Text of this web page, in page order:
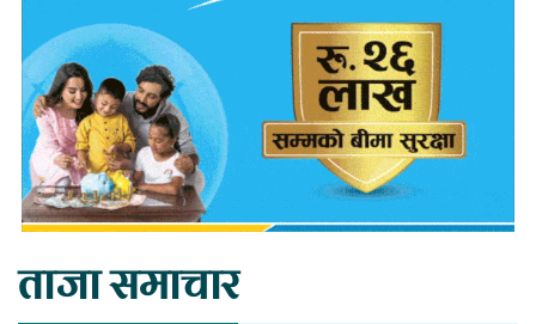
ताजा समाचार